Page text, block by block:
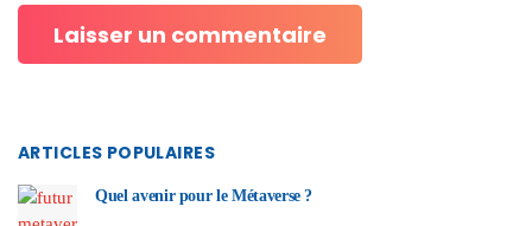
ARTICLES POPULAIRES
Quel avenir pour le Métaverse ?